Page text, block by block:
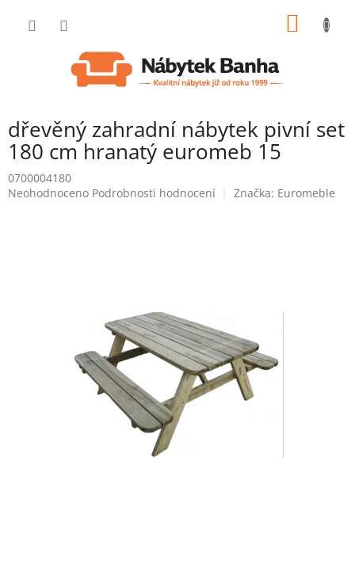
dřevěný zahradní nábytek pivní set
180 cm hranatý euromeb 15
0700004180
Průměrné
Neohodnoceno Podrobnosti hodnocení Značka: Euromeble